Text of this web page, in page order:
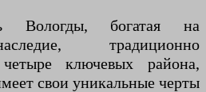
Вологды, богатая на
традиционно
четыре ключевых района,
свои уникальные черты